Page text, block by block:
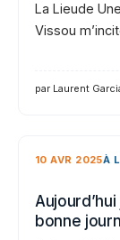
La Lieude
Vissou
par Laurent
10 AVR 2025À
bonne